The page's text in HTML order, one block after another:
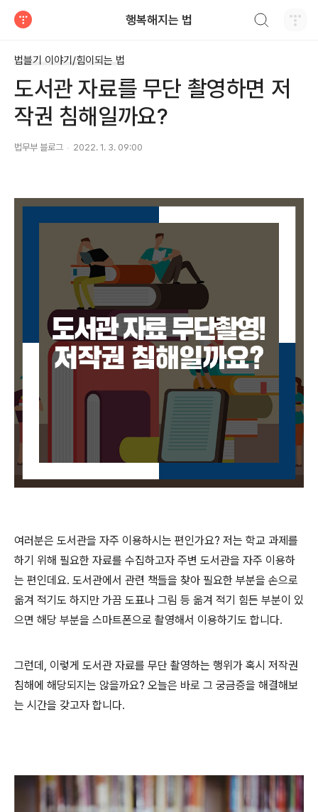
행복해지는 법
법블기 이야기/힘이되는 법
도서관 자료를 무단 촬영하면 저
작권 침해일까요?
법무부 블로그 2022. 1. 3. 09:00
여러분은 도서관을 자주 이용하시는 편인가요? 저는 학교 과제를
하기 위해 필요한 자료를 수집하고자 주변 도서관을 자주 이용하
는 편인데요. 도서관에서 관련 책들을 찾아 필요한 부분을 손으로
옮겨 적기도 하지만 가끔 도표나 그림 등 옮겨 적기 힘든 부분이 있
으면 해당 부분을 스마트폰으로 촬영해서 이용하기도 합니다.
그런데 , 이렇게 도서관 자료를 무단 촬영하는 행위가 혹시 저작권
침해에 해당되지는 않을까요? 오늘은 바로 그 궁금증을 해결해보
는 시간을 갖고자 합니다.